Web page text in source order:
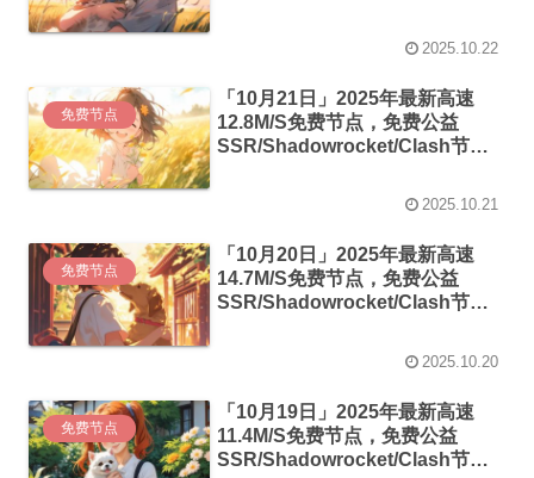
2025.10.22
免费节点
「10月21日」2025年最新高速
12.8M/S免费节点，免费公益
SSR/Shadowrocket/Clash节
2025.10.21
免费节点
「10月20日」2025年最新高速
14.7M/S免费节点，免费公益
SSR/Shadowrocket/Clash节
2025.10.20
免费节点
「10月19日」2025年最新高速
11.4M/S免费节点，免费公益
SSR/Shadowrocket/Clash节